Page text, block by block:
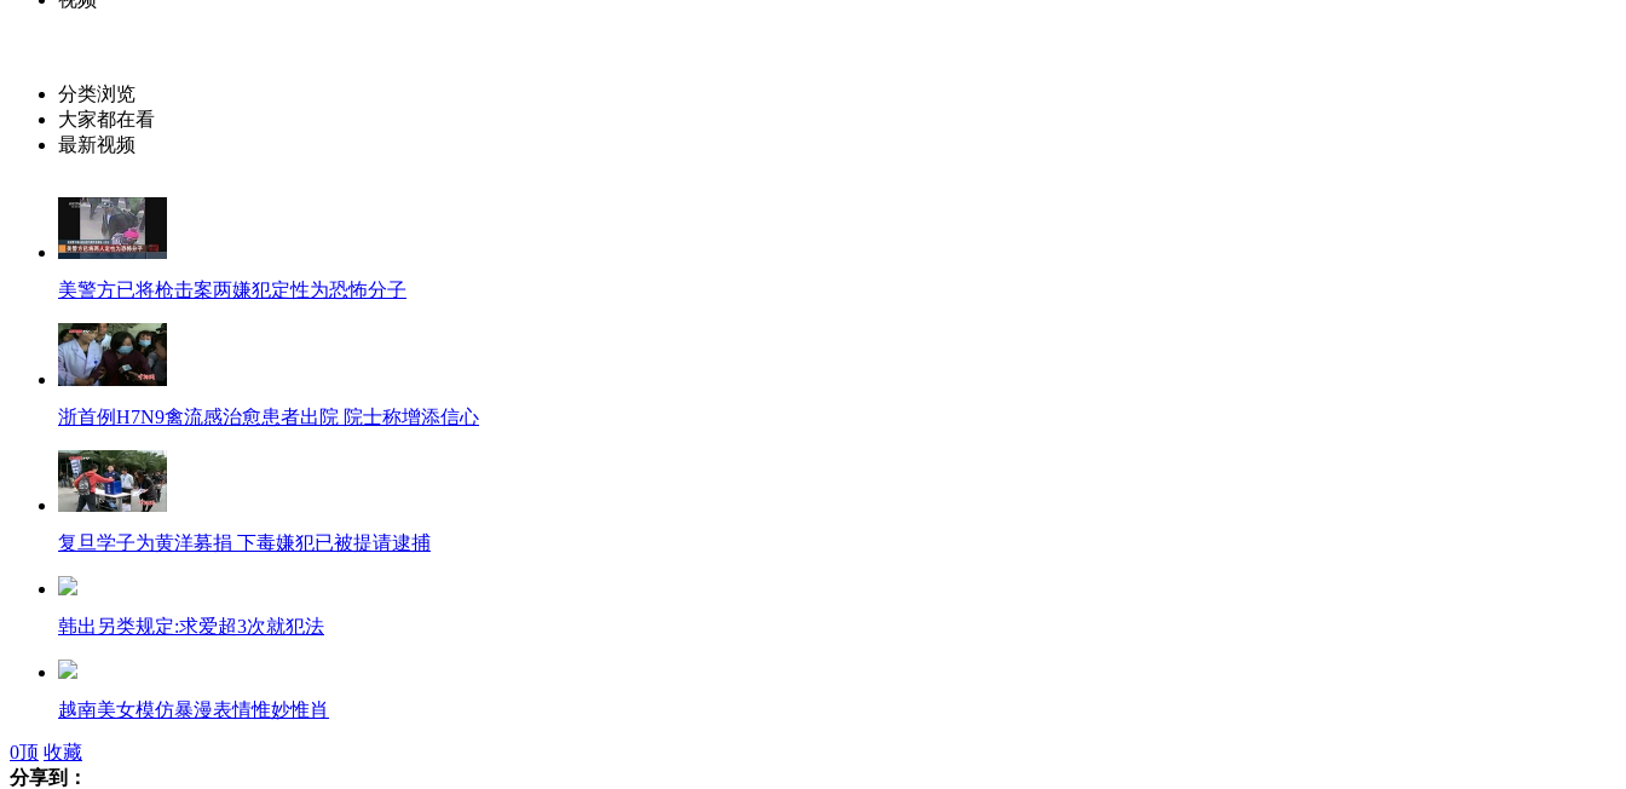
分类浏览
大家都在看
最新视频
美警方已将枪击案两嫌犯定性为恐怖分子
浙首例H7N9禽流感治愈患者出院 院士称增添信心
复旦学子为黄洋募捐 下毒嫌犯已被提请逮捕
韩出另类规定:求爱超3次就犯法
越南美女模仿暴漫表情惟妙惟肖
0顶 收藏
分享到：